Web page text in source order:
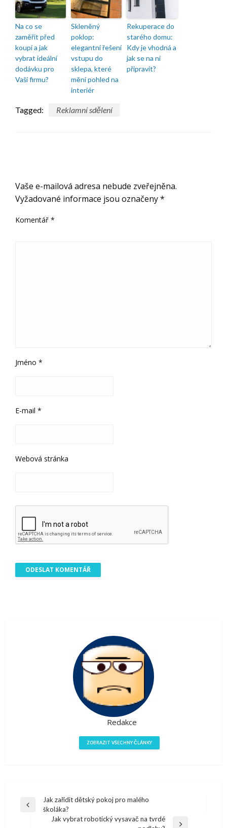
Na co se
zaměřit před
koupí a jak
vybrat ideální
dodávku pro
Vaši firmu?
Skleněný
poklop:
elegantní řešení
vstupu do
sklepa, které
mění pohled na
interiér
Rekuperace do
starého domu:
Kdy je vhodná a
jak se na ni
připravit?
Tagged: Reklamní sdělení
Vaše e-mailová adresa nebude zveřejněna.
Vyžadované informace jsou označeny*
Komentář *
Jméno *
E-mail *
Webová stránka
Redakce
ZOBRAZIT VŠECHNY ČLÁNKY
Navigace
Předchazí
Jak zařídit dětský pokoj pro malého
školáka?
Jak vybrat robotický vysavač na tvrdé